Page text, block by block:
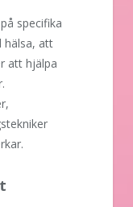
specifika
hälsa, att
att hjälpa